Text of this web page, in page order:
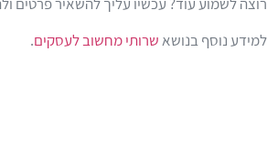
למידע נוסף בנושאשרותי מחשוב לעסקים.